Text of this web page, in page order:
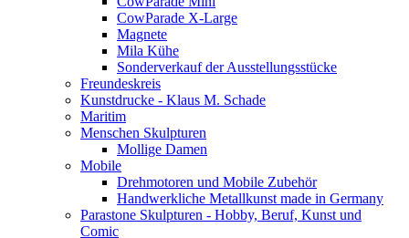
CowParade X-Large
Magnete
Mila Kühe
Sonderverkauf der Ausstellungsstücke
Freundeskreis
Kunstdrucke - Klaus M. Schade
Maritim
Menschen Skulpturen
Mollige Damen
Mobile
Drehmotoren und Mobile Zubehör
Handwerkliche Metallkunst made in Germany
Parastone Skulpturen - Hobby, Beruf, Kunst und
Comic